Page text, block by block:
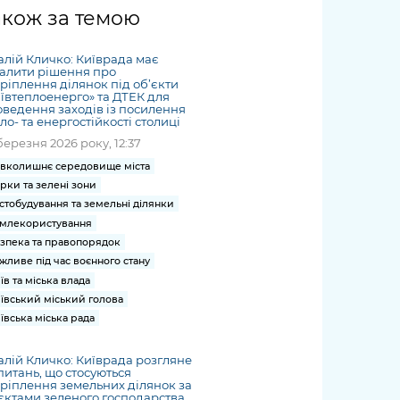
Безбар'єрність
Київська міська військова
адміністрація
Портал послуг
Міський застосунок Київ
Цифровий
Важливе під час
воєнного стану
міській військовій
адміністрації
«Ініціатива
«Партнерство
«Відкритий Уряд» –
місцевий рівень»
Важливе під час
воєнного стану
дій чи
про
на
дашборди
та
/
журналіст
ський
запит /
Submitting
a media
request
martial law
за темою
Кличко: Київрада має
рішення про
ділянок під об’єкти
та ДТЕК для
заходів із посилення
та енергостійкості столиці
2026 року, 12:37
середовище міста
та зелені зони
та земельні ділянки
та правопорядок
під час воєнного стану
та міська влада
міський голова
міська рада
Кличко: Київрада розгляне
що стосуються
земельних ділянок за